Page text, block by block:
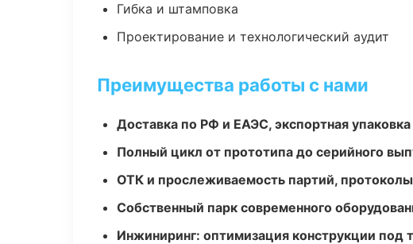
Гибка и штамповка
Проектирование и технологический аудит
Преимущества работы с нами
Доставка по РФ и ЕАЭС, экспортная упаковка
Полный цикл от прототипа до серийного
ОТК и прослеживаемость партий,
Собственный парк современного
Инжиниринг: оптимизация конструкции под